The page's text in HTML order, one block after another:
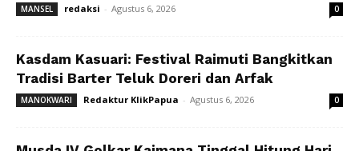
MANSEL redaksi - Agustus 6, 2026 0
Kasdam Kasuari: Festival Raimuti Bangkitkan
Tradisi Barter Teluk Doreri dan Arfak
MANOKWARI Redaktur KlikPapua - Agustus 6, 2026 0